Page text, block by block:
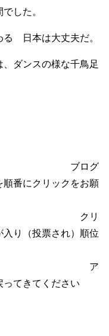
した。
日本は大丈夫だ。
ダンスの様な千鳥足
グ
順番にクリックをお願
リ
り（投票され）順位
ア
ってきてください